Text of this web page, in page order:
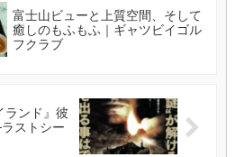
富士山ビューと上質空間、そして
癒しのもふもふ｜ギャツビイゴル
フクラブ
ランド』彼
ストシー